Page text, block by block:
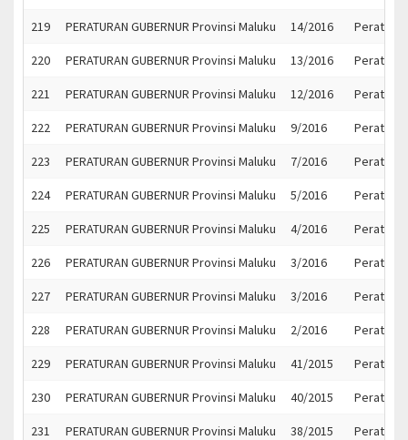
219 PERATURAN GUBERNUR Provinsi Maluku 14/2016 Peraturan
220 PERATURAN GUBERNUR Provinsi Maluku 13/2016 Peraturan
221 PERATURAN GUBERNUR Provinsi Maluku 12/2016 Peraturan
222 PERATURAN GUBERNUR Provinsi Maluku 9/2016 Peraturan
223 PERATURAN GUBERNUR Provinsi Maluku 7/2016 Peraturan
224 PERATURAN GUBERNUR Provinsi Maluku 5/2016 Peraturan
225 PERATURAN GUBERNUR Provinsi Maluku 4/2016 Peraturan
226 PERATURAN GUBERNUR Provinsi Maluku 3/2016 Peraturan
227 PERATURAN GUBERNUR Provinsi Maluku 3/2016 Peraturan
228 PERATURAN GUBERNUR Provinsi Maluku 2/2016 Peraturan
229 PERATURAN GUBERNUR Provinsi Maluku 41/2015 Peraturan
230 PERATURAN GUBERNUR Provinsi Maluku 40/2015 Peraturan
231 PERATURAN GUBERNUR Provinsi Maluku 38/2015 Peraturan